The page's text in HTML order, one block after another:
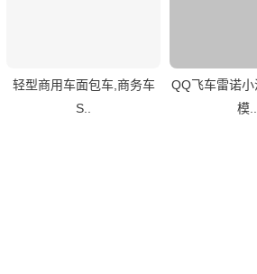
轻型商用车面包车,商务车
S..
QQ飞车雷诺
模..